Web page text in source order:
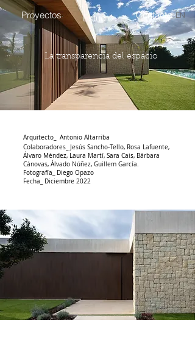
Proyectos Estudio Contacto
La transparencia del espacio
EN
Arquitecto_ Antonio Altarriba
Colaboradores_ Jesús Sancho-Tello, Rosa Lafuente,
Álvaro Méndez, Laura Martí, Sara Cais, Bárbara
Cánovas, Álvado Núñez, Guillem García.
Fotografía_ Diego Opazo
Fecha_ Diciembre 2022